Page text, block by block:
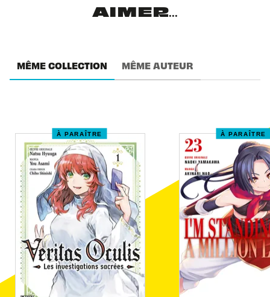
AIMER...
MÊME COLLECTION MÊME AUTEUR
À PARAÎTRE À PARAÎTRE